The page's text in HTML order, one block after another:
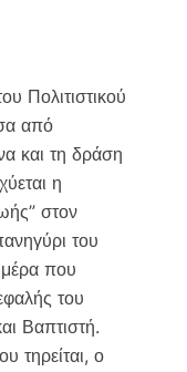
Πολιτιστικού
από
και τη δράση
η
στον
του
που
του
Βαπτιστή.
τηρείται, ο